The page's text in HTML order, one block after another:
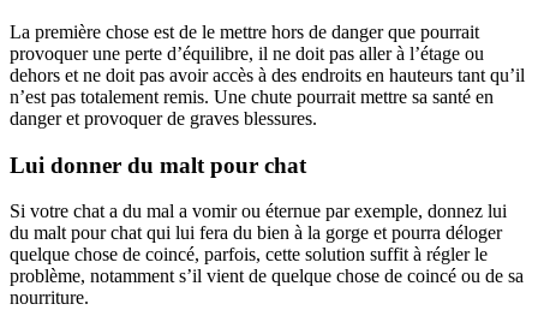
La première chose est de le mettre hors de danger que pourrait
provoquer une perte d’équilibre, il ne doit pas aller à l’étage ou
dehors et ne doit pas avoir accès à des endroits en hauteurs tant qu’il
n’est pas totalement remis. Une chute pourrait mettre sa santé en
danger et provoquer de graves blessures.
Lui donner du malt pour chat
Si votre chat a du mal a vomir ou éternue par exemple, donnez lui
du malt pour chat qui lui fera du bien à la gorge et pourra déloger
quelque chose de coincé, parfois, cette solution suffit à régler le
problème, notamment s’il vient de quelque chose de coincé ou de sa
nourriture.